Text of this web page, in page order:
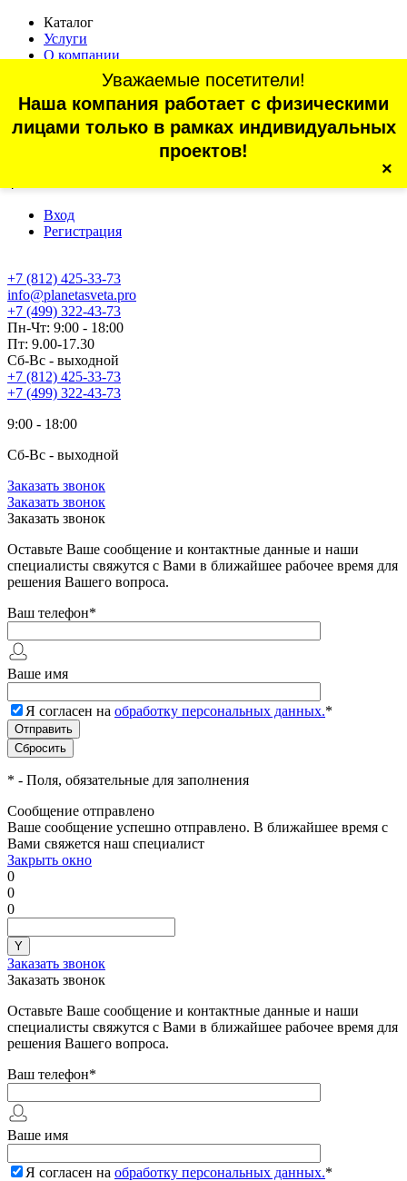
Каталог
Услуги
О компании
Статьи
Контакты
Отзывы
г. Санкт-Петербург, проспект Обуховской Обороны, 70, корп.
Вход
Регистрация
+7 (812) 425-33-73
Уважаемые посетители!
Наша компания работает с физическими
лицами только в рамках индивидуальных
проектов!
×
info@planetasveta.pro
+7 (499) 322-43-73
Пн-Чт: 9:00 - 18:00
Пт: 9.00-17.30
Сб-Вс - выходной
+7 (812) 425-33-73
+7 (499) 322-43-73
9:00 - 18:00
Сб-Вс - выходной
Заказать звонок
Заказать звонок
Заказать звонок
Оставьте Ваше сообщение и контактные данные и наши
специалисты свяжутся с Вами в ближайшее рабочее время для
решения Вашего вопроса.
Ваш телефон*
Ваше имя
Я согласен на обработку персональных данных.*
* - Поля, обязательные для заполнения
Сообщение отправлено
Ваше сообщение успешно отправлено. В ближайшее время с
Вами свяжется наш специалист
Закрыть окно
0
0
0
Заказать звонок
Заказать звонок
Оставьте Ваше сообщение и контактные данные и наши
специалисты свяжутся с Вами в ближайшее рабочее время для
решения Вашего вопроса.
Ваш телефон*
Ваше имя
Я согласен на обработку персональных данных.*